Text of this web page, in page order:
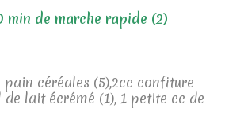
min de marche rapide (2)
pain céréales (5),2cc confiture
lait écrémé (1), 1 petite cc de